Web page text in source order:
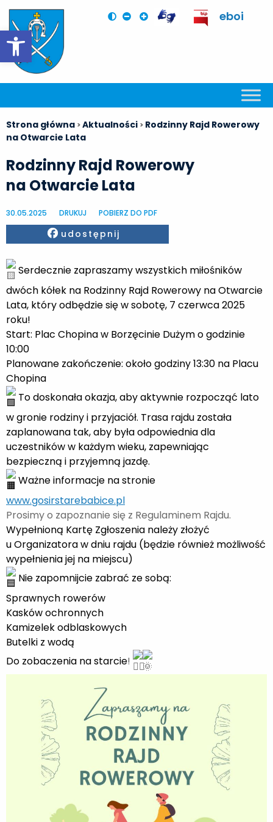
Otwórz pasek narzędzi
eboi
Strona główna >Aktualności > Rodzinny Rajd Rowerowy
na Otwarcie Lata
Rodzinny Rajd Rowerowy
na Otwarcie Lata
30.05.2025 DRUKUJ POBIERZ DO PDF
Facebook
udostępnij
Serdecznie zapraszamy wszystkich miłośników
dwóch kółek na Rodzinny Rajd Rowerowy na Otwarcie
Lata, który odbędzie się w sobotę, 7 czerwca 2025
roku!
Start: Plac Chopina w Borzęcinie Dużym o godzinie
10:00
Planowane zakończenie: około godziny 13:30 na Placu
Chopina
To doskonała okazja, aby aktywnie rozpocząć lato
w gronie rodziny i przyjaciół. Trasa rajdu została
zaplanowana tak, aby była odpowiednia dla
uczestników w każdym wieku, zapewniając
bezpieczną i przyjemną jazdę.
Ważne informacje na stronie
www.gosirstarebabice.pl
Prosimy o zapoznanie się z Regulaminem Rajdu.
Wypełnioną Kartę Zgłoszenia należy złożyć
u Organizatora w dniu rajdu (będzie również możliwość
wypełnienia jej na miejscu)
Nie zapomnijcie zabrać ze sobą:
Sprawnych rowerów
Kasków ochronnych
Kamizelek odblaskowych
Butelki z wodą
Do zobaczenia na starcie!